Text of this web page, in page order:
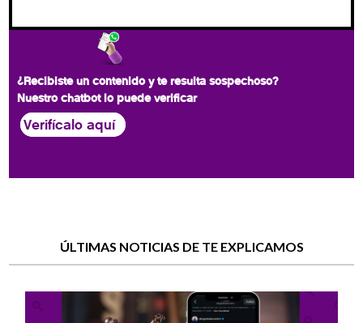
¿Recibiste un contenido y te resulta sospechoso?
Nuestro chatbot lo puede verificar
Verifícalo aquí
ÚLTIMAS NOTICIAS DE TE EXPLICAMOS